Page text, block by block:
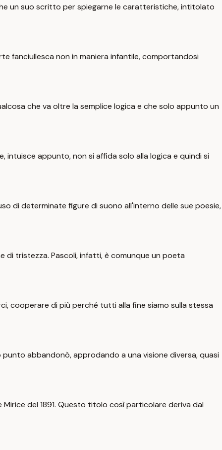
un suo scritto per spiegarne le caratteristiche, intitolato
fanciullesca non in maniera infantile, comportandosi
che va oltre la semplice logica e che solo appunto un
intuisce appunto, non si affida solo alla logica e quindi si
di determinate figure di suono all'interno delle sue poesie,
di tristezza. Pascoli, infatti, è comunque un poeta
cooperare di più perché tutti alla fine siamo sulla stessa
abbandonò, approdando a una visione diversa, quasi
del 1891. Questo titolo così particolare deriva dal